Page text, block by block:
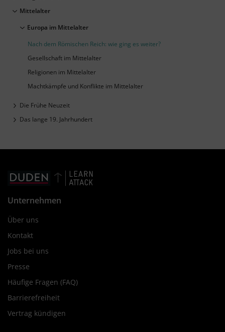
Mittelalter
Europa im Mittelalter
Nach dem Römischen Reich: wie ging es weiter?
Gesellschaft im Mittelalter
Religionen im Mittelalter
Machtkämpfe und Konflikte im Mittelalter
Die Frühe Neuzeit
Das lange 19. Jahrhundert
Unternehmen
Über uns
Kontakt
Jobs bei uns
Presse
Häufige Fragen (FAQ)
Barrierefreiheit
Vertrag kündigen